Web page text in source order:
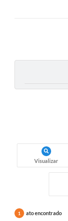
Visualizar
1 ato encontrado